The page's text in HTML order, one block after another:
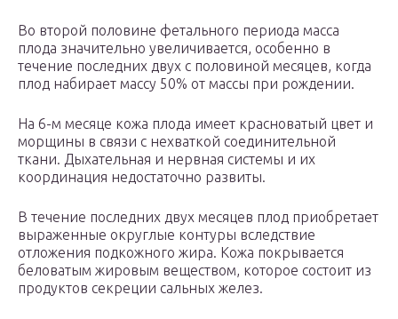
Во второй половине фетального периода масса
плода значительно увеличивается, особенно в
течение последних двух с половиной месяцев, когда
плод набирает массу 50% от массы при рождении.
На 6-м месяце кожа плода имеет красноватый цвет и
морщины в связи с нехваткой соединительной
ткани. Дыхательная и нервная системы и их
координация недостаточно развиты.
В течение последних двух месяцев плод приобретает
выраженные округлые контуры вследствие
отложения подкожного жира. Кожа покрывается
беловатым жировым веществом, которое состоит из
продуктов секреции сальных желез.